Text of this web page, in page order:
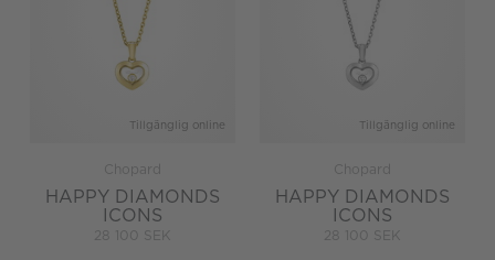
Tillgänglig online
Chopard
HAPPY DIAMONDS
ICONS
28 100 SEK
Tillgänglig online
Chopard
HAPPY DIAMONDS
ICONS
28 100 SEK